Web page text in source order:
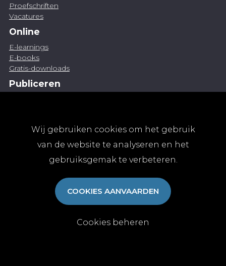
Wij gebruiken cookies om het gebruik
van de website te analyseren en het
gebruiksgemak te verbeteren.
COOKIES AANVAARDEN
Cookies beheren
Proefschriften
Vacatures
Online
E-learnings
E-books
Gratis-downloads
Publiceren
Abonnementen
Algemene abonnementsvoorwaarden